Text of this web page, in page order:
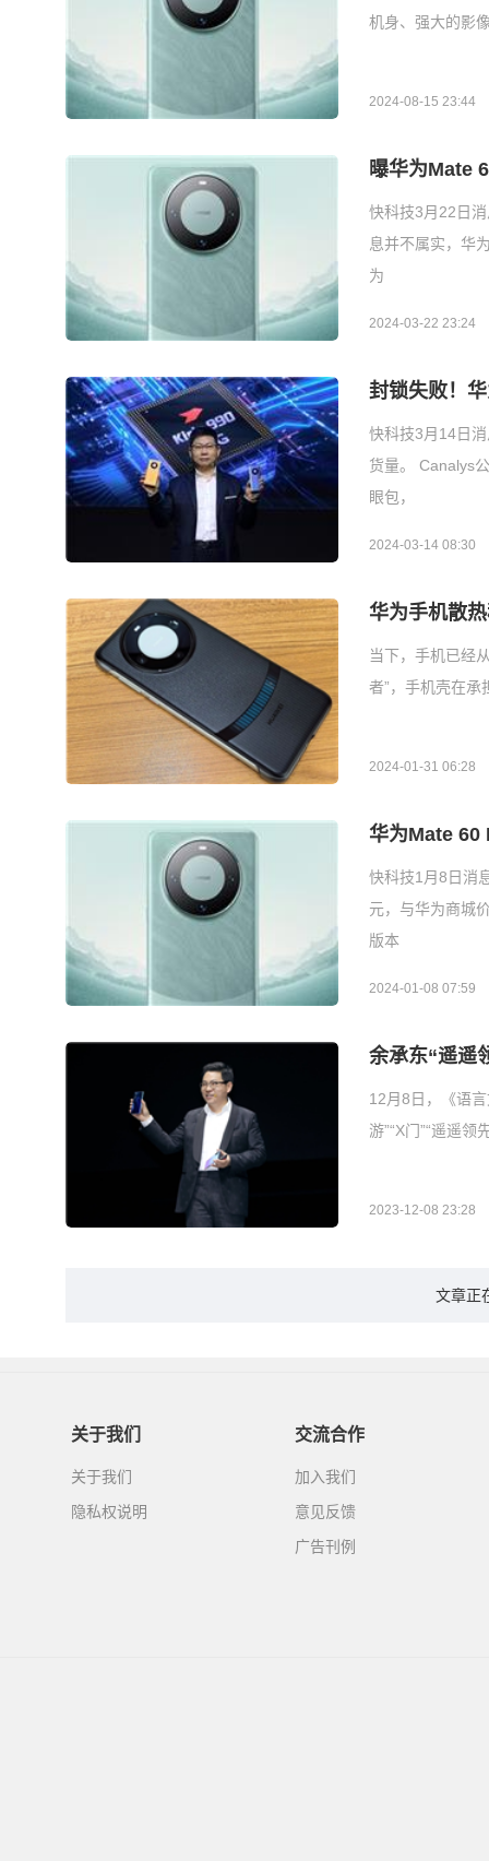
机身、强大的影
2024-08-15 23:44
曝华为Mate
快科技3月22日
息并不属实，华
为
2024-03-22 23:24
封锁失败！
快科技3月14日
货量。 Canalys
眼包，
2024-03-14 08:30
华为手机散
当下，手机已经
者”，手机壳在
2024-01-31 06:28
华为Mate 60
快科技1月8日消
元，与华为商城
版本
2024-01-08 07:59
余承东“遥遥
12月8日，《语
游”“X门”“遥遥领
2023-12-08 23:28
文章正
关于我们
关于我们
隐私权说明
交流合作
加入我们
意见反馈
广告刊例